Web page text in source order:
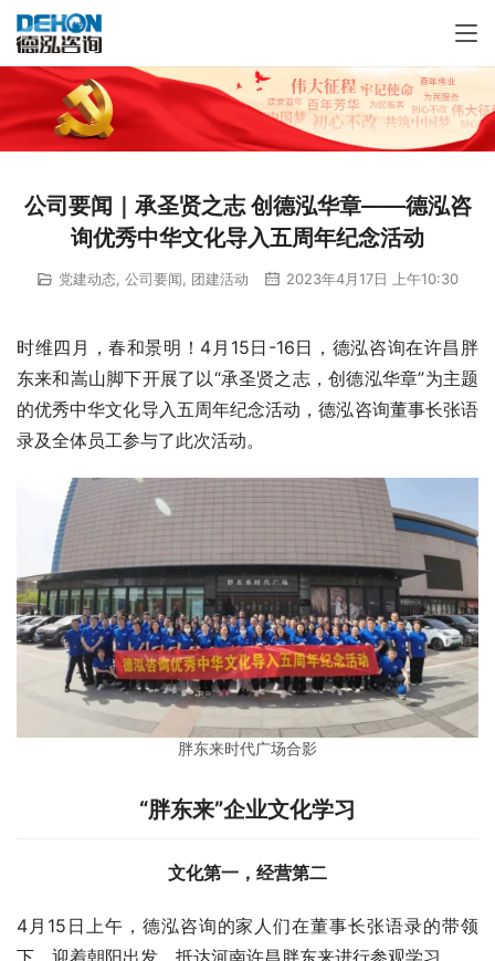
公司要闻｜承圣贤之志 创德泓华章——德泓咨
询优秀中华文化导入五周年纪念活动
党建动态 公司要闻 团建活动 2023年4月17日 上午10:30
时维四月，春和景明！4月15日-16日，德泓咨询在许昌胖
东来和嵩山脚下开展了以“承圣贤之志，创德泓华章”为主题
的优秀中华文化导入五周年纪念活动，德泓咨询董事长张语
录及全体员工参与了此次活动。
胖东来时代广场合影
“胖东来”企业文化学习
文化第一，经营第二
4月15日上午，德泓咨询的家人们在董事长张语录的带领